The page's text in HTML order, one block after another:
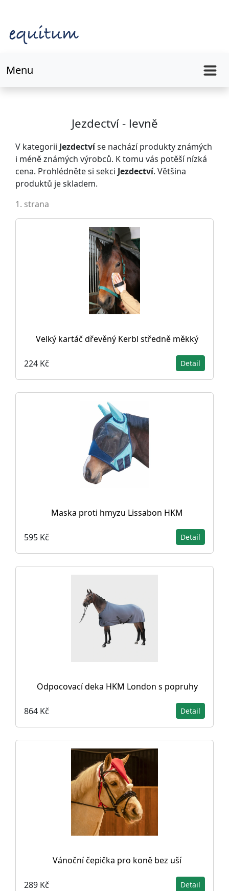
Menu
Jezdectví - levně
V kategorii Jezdectvíse nachází produkty známých
i méně známých výrobců. K tomu vás potěší nízká
cena. Prohlédněte si sekci Jezdectví. Většina
produktů je skladem.
1. strana
Velký kartáč dřevěný Kerbl středně měkký
224 Kč Detail
Maska proti hmyzu Lissabon HKM
595 Kč Detail
Odpocovací deka HKM London s popruhy
864 Kč Detail
Vánoční čepička pro koně bez uší
289 Kč Detail